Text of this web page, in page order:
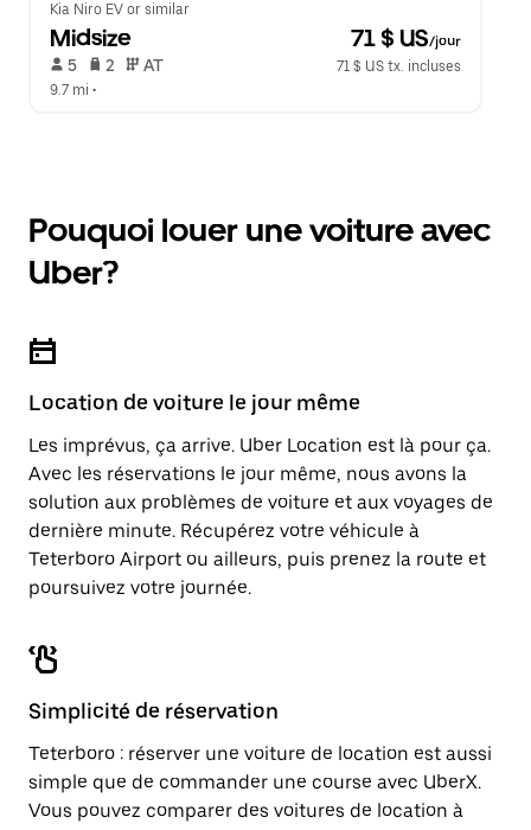
Kia Niro EV or similar
Midsize 71 $ US/jour
5 2 AT
71 $ US tx. incluses
9.7 mi •
Pouquoi louer une voiture avec
Uber?
Location de voiture le jour même
Les imprévus, ça arrive. Uber Location est là pour ça.
Avec les réservations le jour même, nous avons la
solution aux problèmes de voiture et aux voyages de
dernière minute. Récupérez votre véhicule à
Teterboro Airport ou ailleurs, puis prenez la route et
poursuivez votre journée.
Simplicité de réservation
Teterboro : réserver une voiture de location est aussi
simple que de commander une course avec UberX.
Vous pouvez comparer des voitures de location à